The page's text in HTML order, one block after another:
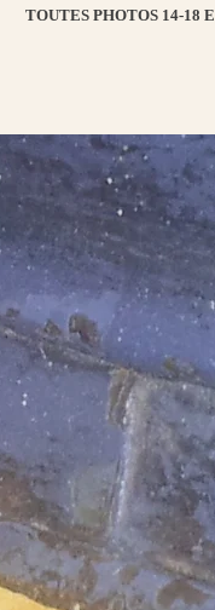
TOUTES PHOTOS 14-18